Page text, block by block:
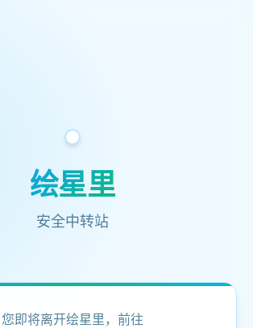
绘星里
安全中转站
您即将离开绘星里，前往